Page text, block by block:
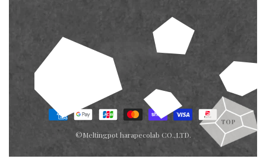
決
済
©Meltingpot harapecolab CO.,LTD.